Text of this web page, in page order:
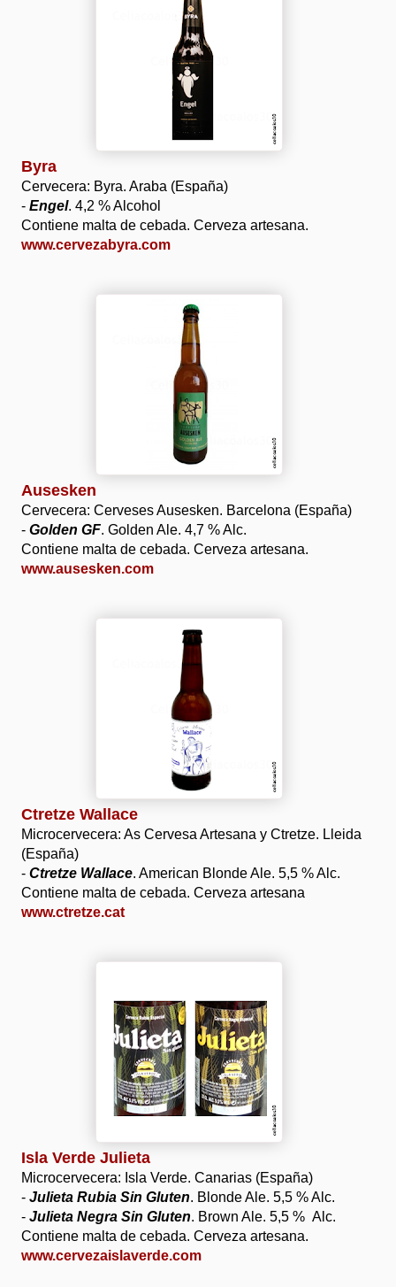
Byra
Cervecera: Byra. Araba (España)
- Engel. 4,2 % Alcohol
Contiene malta de cebada. Cerveza artesana.
www.cervezabyra.com
Ausesken
Cervecera: Cerveses Ausesken. Barcelona (España)
- Golden GF. Golden Ale. 4,7 % Alc.
Contiene malta de cebada. Cerveza artesana.
www.ausesken.com
Ctretze Wallace
Microcervecera: As Cervesa Artesana y Ctretze. Lleida
(España)
- Ctretze Wallace. American Blonde Ale. 5,5 % Alc.
Contiene malta de cebada. Cerveza artesana
www.ctretze.cat
Isla Verde Julieta
Microcervecera: Isla Verde. Canarias (España)
- Julieta Rubia Sin Gluten. Blonde Ale. 5,5 % Alc.
- Julieta Negra Sin Gluten. Brown Ale. 5,5 % Alc.
Contiene malta de cebada. Cerveza artesana.
www.cervezaislaverde.com